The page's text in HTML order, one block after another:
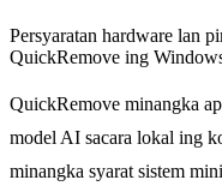
Persyaratan hardware lan
QuickRemove ing
QuickRemove minangka
model AI sacara lokal ing
minangka syarat sistem